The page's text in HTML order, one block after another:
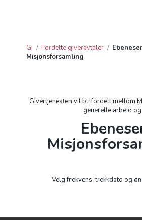
GI
PROSJEKTGAVER
FORDELTE GIVERAVTALER
GAVE FRA BEDRIFT
Gi / Fordelte giveravtaler / Ebeneser
Misjonsforsamling
Givertjenesten vil bli fordelt mellom
generelle arbeid og
Velg frekvens, trekkdato og